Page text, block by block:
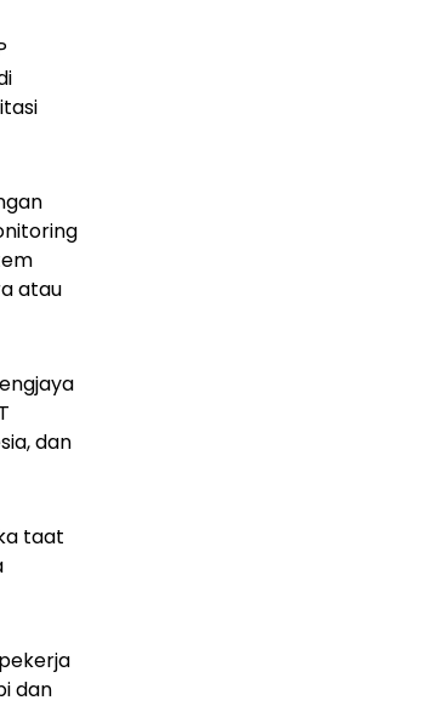
atau
dan
taat
dan